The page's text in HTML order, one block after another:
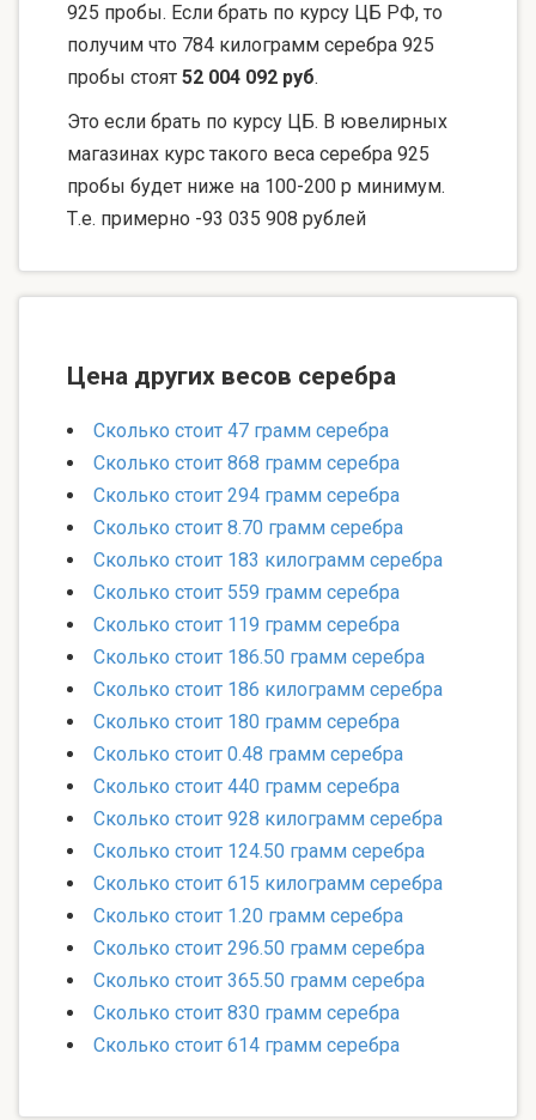
925 пробы. Если брать по курсу ЦБ РФ, то
получим что 784 килограмм серебра 925
пробы стоят 52 004 092 руб.
Это если брать по курсу ЦБ. В ювелирных
магазинах курс такого веса серебра 925
пробы будет ниже на 100-200 р минимум.
Т.е. примерно -93 035 908 рублей
Цена других весов серебра
Сколько стоит 47 грамм серебра
Сколько стоит 868 грамм серебра
Сколько стоит 294 грамм серебра
Сколько стоит 8.70 грамм серебра
Сколько стоит 183 килограмм серебра
Сколько стоит 559 грамм серебра
Сколько стоит 119 грамм серебра
Сколько стоит 186.50 грамм серебра
Сколько стоит 186 килограмм серебра
Сколько стоит 180 грамм серебра
Сколько стоит 0.48 грамм серебра
Сколько стоит 440 грамм серебра
Сколько стоит 928 килограмм серебра
Сколько стоит 124.50 грамм серебра
Сколько стоит 615 килограмм серебра
Сколько стоит 1.20 грамм серебра
Сколько стоит 296.50 грамм серебра
Сколько стоит 365.50 грамм серебра
Сколько стоит 830 грамм серебра
Сколько стоит 614 грамм серебра